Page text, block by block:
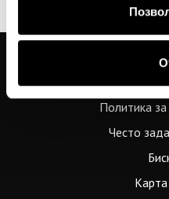
Общи
Политика
Често